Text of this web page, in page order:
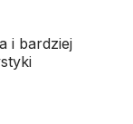
i bardziej